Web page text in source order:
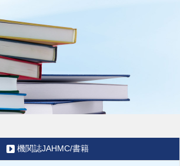
機関誌JAHMC/書籍